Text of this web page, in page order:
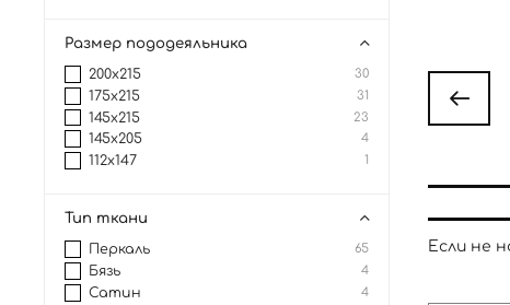
Если не
Размер пододеяльника
200x215 30
175x215 31
145x215 23
145x205 4
112x147 1
Тип ткани
Перкаль 65
Бязь 4
Сатин 4